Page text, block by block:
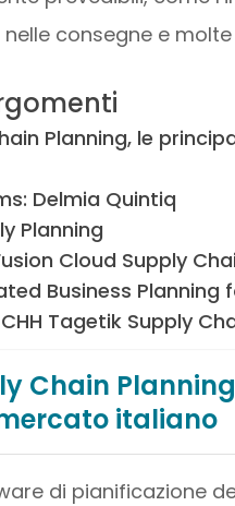
consegne e
Planning, le
Delmia Quintiq
Planning
Cloud Supply
Business Planning
Tagetik Supply
Chain
italiano
di pianificazione